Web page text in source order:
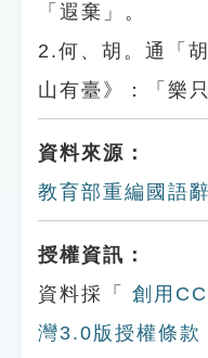
「遐棄」。
2.何、胡。通「
山有臺》：「樂
資料來源：
教育部重編國語
授權資訊：
資料採「
創用
灣3.0版授權條款